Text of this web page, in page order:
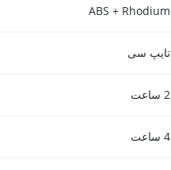
ABS + Rhodium
تایپ سی
2 ساعت
4 ساعت